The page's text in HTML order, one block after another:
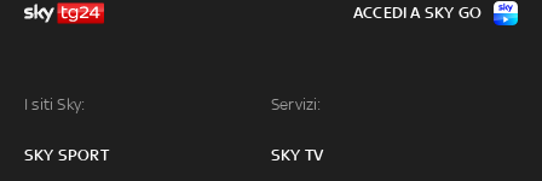
I siti Sky:
SKY SPORT
Servizi:
SKY TV
ACCEDI A SKY GO